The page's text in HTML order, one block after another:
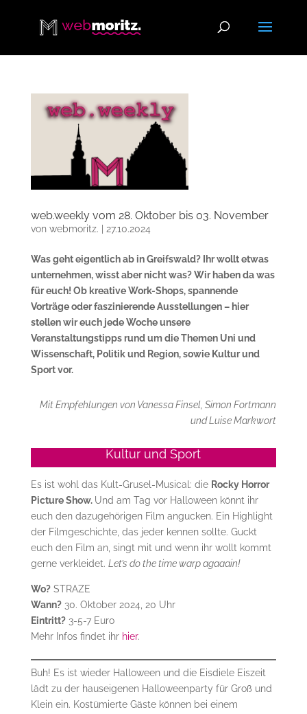
web.weekly vom 28. Oktober bis 03. November
von webmoritz. 27.10.2024
Was geht eigentlich ab in Greifswald? Ihr wollt etwas
unternehmen, wisst aber nicht was? Wir haben da was
für euch! Ob kreative Work-Shops, spannende
Vorträge oder faszinierende Ausstellungen – hier
stellen wir euch jede Woche unsere
Veranstaltungstipps rund um die Themen Uni und
Wissenschaft, Politik und Region, sowie Kultur und
Sport vor.
Mit Empfehlungen von Vanessa Finsel, Simon Fortmann
und Luise Markwort
Kultur und Sport
Es ist wohl das Kult-Grusel-Musical: die Rocky Horror
Picture Show. Und am Tag vor Halloween könnt ihr
euch den dazugehörigen Film angucken. Ein Highlight
der Filmgeschichte, das jeder kennen sollte. Guckt
euch den Film an, singt mit und wenn ihr wollt kommt
gerne verkleidet. Let’s do the time warp agaaain!
Wo?STRAZE
Wann?30. Oktober 2024, 20 Uhr
Eintritt?3-5-7 Euro
Mehr Infos findet ihr hier.
Buh! Es ist wieder Halloween und die Eisdiele Eiszeit
lädt zu der hauseigenen Halloweenparty für Groß und
Klein ein. Kostümierte Gäste können bei einem